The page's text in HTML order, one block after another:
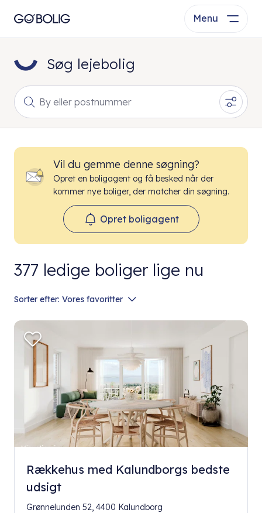
Menu
Søg lejebolig
By eller postnummer
Vil du gemme denne søgning?
Opret en boligagent og få besked når der
kommer nye boliger, der matcher din søgning.
Opret boligagent
377 ledige boliger lige nu
Sorter efter: Vores favoritter
Rækkehus med Kalundborgs bedste
udsigt
Grønnelunden 52, 4400 Kalundborg